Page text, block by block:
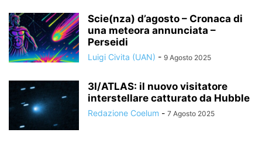
Scie(nza) d’agosto – Cronaca di
una meteora annunciata –
Perseidi
Luigi Civita (UAN) - 9 Agosto 2025
3I/ATLAS: il nuovo visitatore
interstellare catturato da Hubble
Redazione Coelum - 7 Agosto 2025